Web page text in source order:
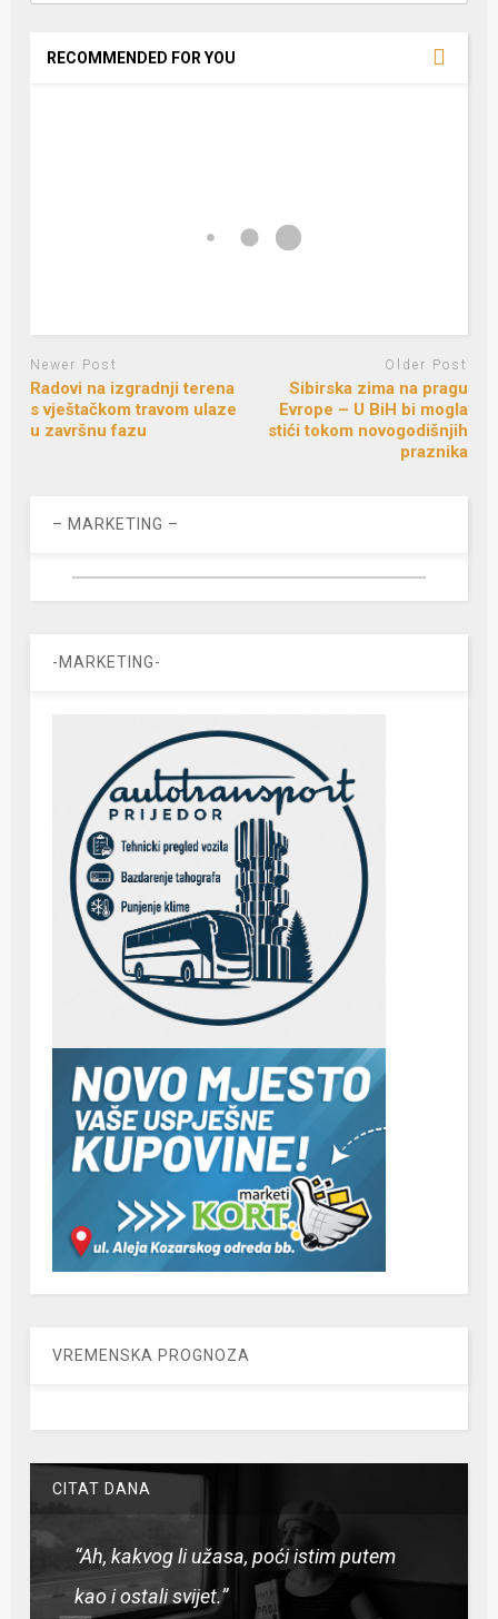
RECOMMENDED FOR YOU
Newer Post
Radovi na izgradnji terena
s vještačkom travom ulaze
u završnu fazu
Older Post
Sibirska zima na pragu
Evrope – U BiH bi mogla
stići tokom novogodišnjih
praznika
– MARKETING –
-MARKETING-
VREMENSKA PROGNOZA
CITAT DANA
“Ah, kakvog li užasa, poći istim putem
kao i ostali svijet.”